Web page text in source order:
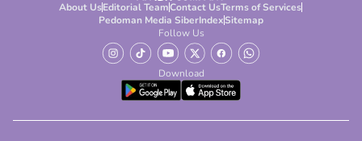
About UsEditorial TeamContact UsTerms of Services
Pedoman Media SiberIndexSitemap
Follow Us
Download